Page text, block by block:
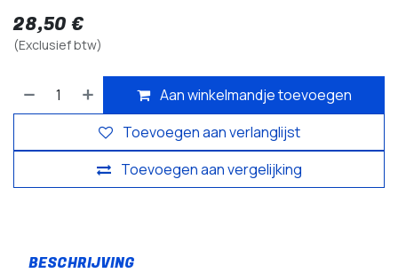
28,50 €
(Exclusief btw)
Aan winkelmandje toevoegen
Toevoegen aan vergelijking
Toevoegen aan verlanglijst